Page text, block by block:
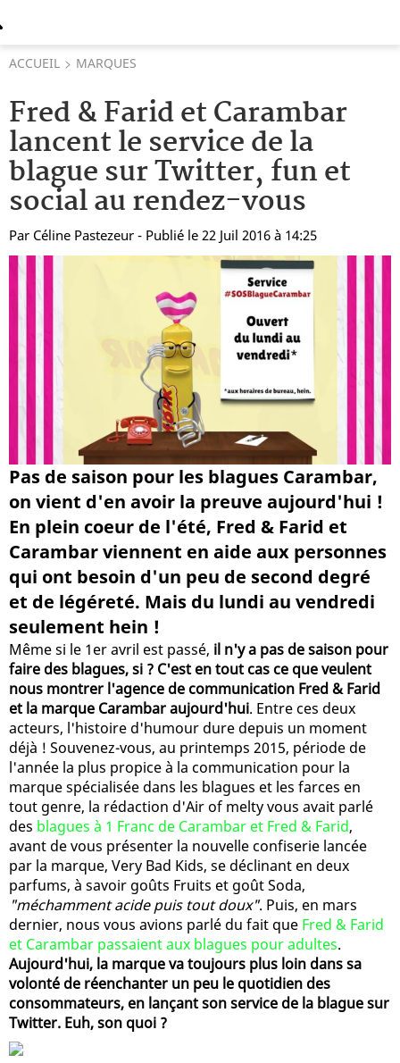
ACCUEIL MARQUES
Fred & Farid et Carambar
lancent le service de la
blague sur Twitter, fun et
social au rendez-vous
Par Céline Pastezeur - Publié le 22 Juil 2016 à 14:25
Pas de saison pour les blagues Carambar,
on vient d'en avoir la preuve aujourd'hui !
En plein coeur de l'été, Fred & Farid et
Carambar viennent en aide aux personnes
qui ont besoin d'un peu de second degré
et de légéreté. Mais du lundi au vendredi
seulement hein !
Même si le 1er avril est passé, il n'y a pas de saison pour
faire des blagues, si ? C'est en tout cas ce que veulent
nous montrer l'agence de communication Fred & Farid
et la marque Carambar aujourd'hui. Entre ces deux
acteurs, l'histoire d'humour dure depuis un moment
déjà ! Souvenez-vous, au printemps 2015, période de
l'année la plus propice à la communication pour la
marque spécialisée dans les blagues et les farces en
tout genre, la rédaction d'Air of melty vous avait parlé
des blagues à 1 Franc de Carambar et Fred & Farid,
avant de vous présenter la nouvelle confiserie lancée
par la marque, Very Bad Kids, se déclinant en deux
parfums, à savoir goûts Fruits et goût Soda,
"méchamment acide puis tout doux". Puis, en mars
dernier, nous vous avions parlé du fait que Fred & Farid
et Carambar passaient aux blagues pour adultes.
Aujourd'hui, la marque va toujours plus loin dans sa
volonté de réenchanter un peu le quotidien des
consommateurs, en lançant son service de la blague sur
Twitter. Euh, son quoi ?